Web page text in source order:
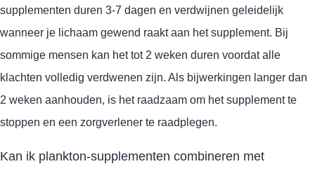
supplementen duren 3-7 dagen en verdwijnen geleidelijk
wanneer je lichaam gewend raakt aan het supplement. Bij
sommige mensen kan het tot 2 weken duren voordat alle
klachten volledig verdwenen zijn. Als bijwerkingen langer dan
2 weken aanhouden, is het raadzaam om het supplement te
stoppen en een zorgverlener te raadplegen.
Kan ik plankton-supplementen combineren met